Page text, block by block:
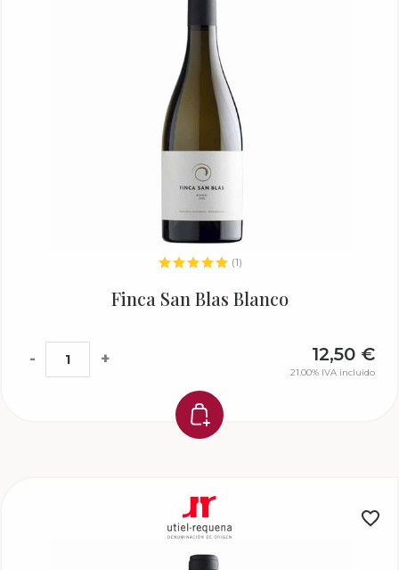
(1)
Finca San Blas Blanco
12,50 €
21.00% IVA incluido
- +